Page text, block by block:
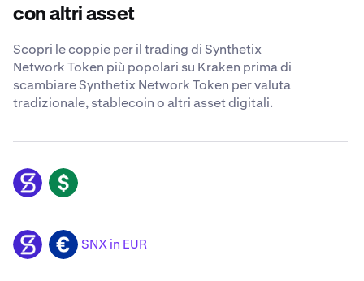
con altri asset
Scopri le coppie per il trading di Synthetix
Network Token più popolari su Kraken prima di
scambiare Synthetix Network Token per valuta
tradizionale, stablecoin o altri asset digitali.
SNX USD
SNX EUR SNX in EUR